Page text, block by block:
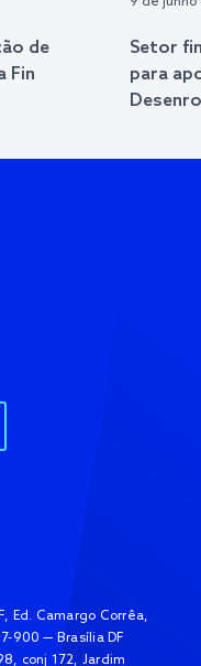
de
Fin
Setor
para
Ed. Camargo Corrêa,
900 — Brasília DF
conj 172, Jardim